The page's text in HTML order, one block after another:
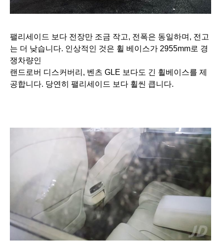
팰리세이드 보다 전장만 조금 작고, 전폭은 동일하며, 전고
는 더 낮습니다. 인상적인 것은 휠 베이스가 2955mm로 경
쟁차량인
랜드로버 디스커버리, 벤츠 GLE 보다도 긴 휠베이스를 제
공합니다. 당연히 팰리세이드 보다 휠씬 큽니다.